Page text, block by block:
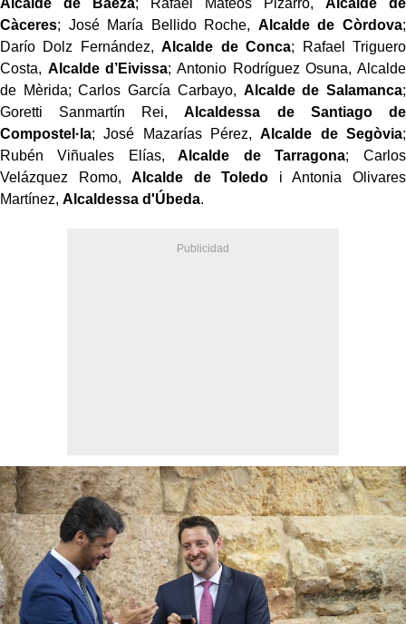
Càceres; José María Bellido Roche, Alcalde de Còrdova;
Darío Dolz Fernández,Alcalde de Conca; Rafael Triguero
Costa, Alcalde d’Eivissa; Antonio Rodríguez Osuna, Alcalde
de Mèrida; Carlos García Carbayo, Alcalde de Salamanca;
Goretti Sanmartín Rei,Alcaldessa de Santiago de
Compostel·la; José Mazarías Pérez,Alcalde de Segòvia;
Rubén Viñuales Elías, Alcalde de Tarragona; Carlos
Velázquez Romo,Alcalde de Toledo i Antonia Olivares
Martínez, Alcaldessa d'Úbeda.